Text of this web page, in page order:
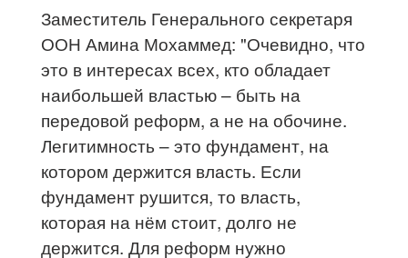
Заместитель Генерального секретаря
ООН Амина Мохаммед: "Очевидно, что
это в интересах всех, кто обладает
наибольшей властью – быть на
передовой реформ, а не на обочине.
Легитимность – это фундамент, на
котором держится власть. Если
фундамент рушится, то власть,
которая на нём стоит, долго не
держится. Для реформ нужно